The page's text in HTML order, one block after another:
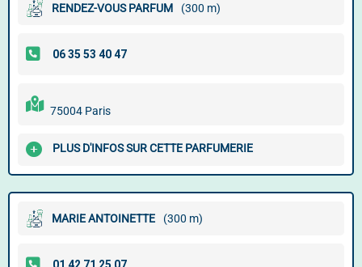
RENDEZ-VOUS PARFUM (300 m)
75004 Paris
PLUS D'INFOS SUR CETTE PARFUMERIE
MARIE ANTOINETTE (300 m)